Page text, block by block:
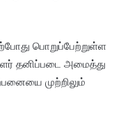
பொறுப்பேற்றுள்ள
தனிப்படை அமைத்து
முற்றிலும்